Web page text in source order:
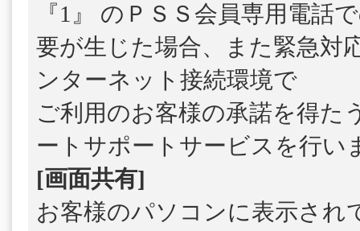
『1』 のＰＳＳ会員専用電話
要が生じた場合、また緊急対
ンターネット接続環境で
ご利用のお客様の承諾を得た
ートサポートサービスを行い
[画面共有]
お客様のパソコンに表示され